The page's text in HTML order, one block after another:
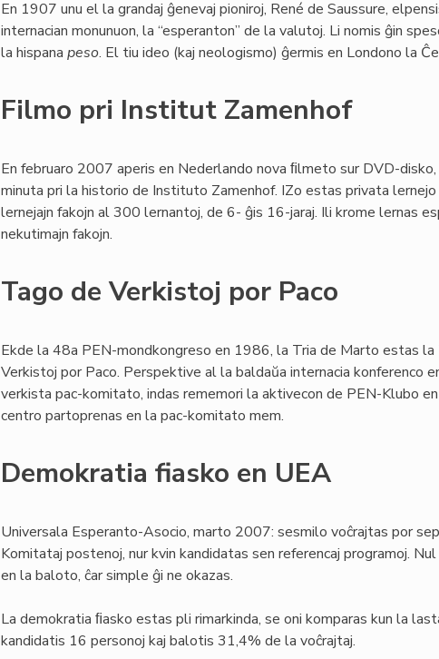
En 1907 unu el la grandaj ĝenevaj pioniroj, René de Saussure,
internacian monunuon, la “esperanton” de la valutoj. Li nomis ĝin
la hispana peso. El tiu ideo (kaj neologismo) ĝermis en Londono la
Filmo pri Institut Zamenhof
En februaro 2007 aperis en Nederlando nova ﬁlmeto sur DVD-
minuta pri la historio de Instituto Zamenhof. IZo estas privata
lernejajn fakojn al 300 lernantoj, de 6- ĝis 16-jaraj. Ili krome lernas
nekutimajn fakojn.
Tago de Verkistoj por Paco
Ekde la 48a PEN-mondkongreso en 1986, la Tria de Marto estas la
Verkistoj por Paco. Perspektive al la baldaŭa internacia konferenco
verkista pac-komitato, indas rememori la aktivecon de PEN-Klubo
centro partoprenas en la pac-komitato mem.
Demokratia fiasko en UEA
Universala Esperanto-Asocio, marto 2007: sesmilo voĉrajtas por sep
Komitataj postenoj, nur kvin kandidatas sen referencaj programoj.
en la baloto, ĉar simple ĝi ne okazas.
La demokratia ﬁasko estas pli rimarkinda, se oni komparas kun la
kandidatis 16 personoj kaj balotis 31,4% de la voĉrajtaj.